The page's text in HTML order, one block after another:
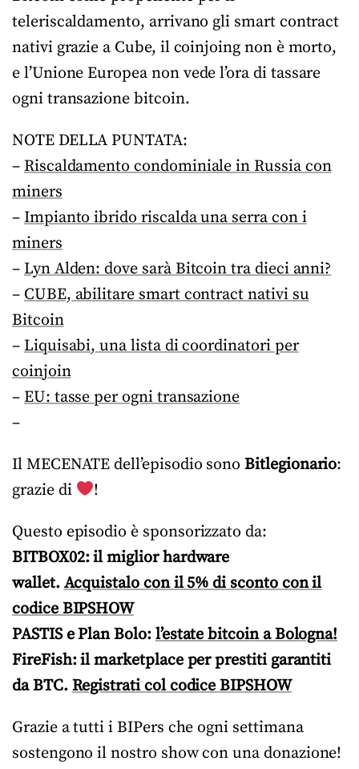
teleriscaldamento, arrivano gli smart contract
nativi grazie a Cube, il coinjoing non è morto,
e l’Unione Europea non vede l’ora di tassare
ogni transazione bitcoin.
NOTE DELLA PUNTATA:
– Riscaldamento condominiale in Russia con
miners
– Impianto ibrido riscalda una serra con i
miners
– Lyn Alden: dove sarà Bitcoin tra dieci anni?
– CUBE, abilitare smart contract nativi su
Bitcoin
– Liquisabi, una lista di coordinatori per
coinjoin
– EU: tasse per ogni transazione
–
Il MECENATE dell’episodio sonoBitlegionario:
grazie di
!
Questo episodio è sponsorizzato da:
BITBOX02: il miglior hardware
wallet.Acquistalo con il 5% di sconto con il
codice BIPSHOW
PASTIS e Plan Bolo: l’estate bitcoin a Bologna!
FireFish: il marketplace per prestiti garantiti
da BTC.Registrati col codice BIPSHOW
Grazie a tutti i BIPers che ogni settimana
sostengono il nostro show con una donazione!